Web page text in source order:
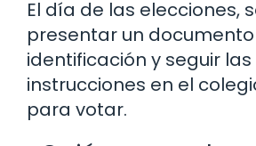
El día de las elecciones,
presentar un
identificación y seguir las
instrucciones en el
para votar.